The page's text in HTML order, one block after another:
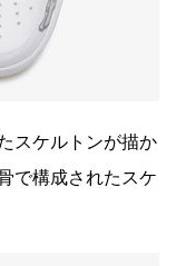
スケルトンが描か
で構成されたスケ